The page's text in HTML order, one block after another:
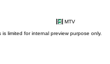
MTV
limited for internal preview purpose only.